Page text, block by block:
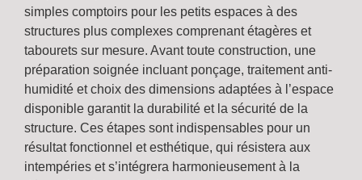
simples comptoirs pour les petits espaces à des
structures plus complexes comprenant étagères et
tabourets sur mesure. Avant toute construction, une
préparation soignée incluant ponçage, traitement anti-
humidité et choix des dimensions adaptées à l’espace
disponible garantit la durabilité et la sécurité de la
structure. Ces étapes sont indispensables pour un
résultat fonctionnel et esthétique, qui résistera aux
intempéries et s’intégrera harmonieusement à la